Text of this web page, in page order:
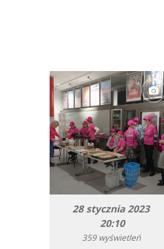
28 stycznia 2023
20:10
359 wyświetleń